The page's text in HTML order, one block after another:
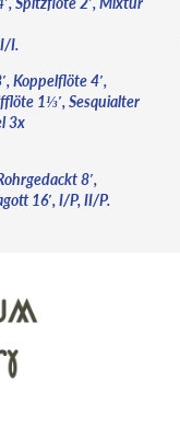
I.
Koppelflöte 4′,
1⅓′, Sesquialter
3x
8′,
16′, I/P, II/P.